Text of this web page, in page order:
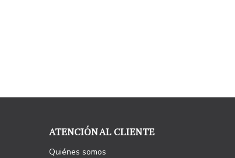
ATENCIÓN AL CLIENTE
Quiénes somos